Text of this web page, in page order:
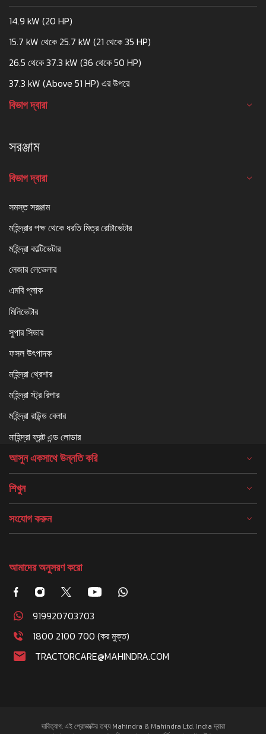
14.9 kW (20 HP)
15.7 kW থেকে 25.7 kW (21 থেকে 35 HP)
26.5 থেকে 37.3 kW (36 থেকে 50 HP)
37.3 kW (Above 51 HP) এর উপরে
বিভাগ দ্বারা
সরঞ্জাম
বিভাগ দ্বারা
সমস্ত সরঞ্জাম
মহিন্দ্রার পক্ষ থেকে ধরতি মিত্র রোটাভেটার
মহিন্দ্রা কাল্টিভেটার
লেজার লেভেলার
এমবি প্লাক
মিনিভেটার
সুপার সিডার
ফসল উৎপাদক
মহিন্দ্রা থ্রেশার
মহিন্দ্রা স্ট্র রিপার
মহিন্দ্রা রাউন্ড বেলার
মাহিন্দ্রা ফ্রন্ট এন্ড লোডার
আসুন একসাথে উন্নতি করি
শিখুন
সংযোগ করুন
আমাদের অনুসরণ করো
919920703703
1800 2100 700 (কর মুক্ত)
TRACTORCARE@MAHINDRA.COM
দাবিত্যাগ: এই প্রোডাক্টের তথ্য Mahindra & Mahindra Ltd. India দ্বারা